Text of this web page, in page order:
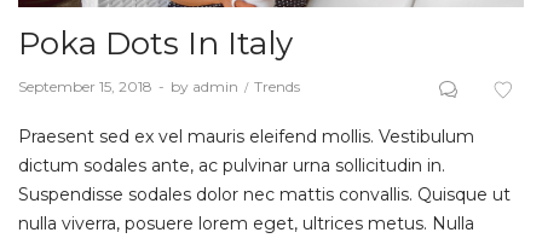
Poka Dots In Italy
Posted
September 15, 2018 by admin
Posted
Trends
Praesent sed ex vel mauris eleifend mollis. Vestibulum
dictum sodales ante, ac pulvinar urna sollicitudin in.
Suspendisse sodales dolor nec mattis convallis. Quisque ut
nulla viverra, posuere lorem eget, ultrices metus. Nulla